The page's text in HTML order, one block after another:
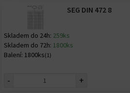
SEG DIN 472 8
Skladem do 24h: 259ks
Skladem do 72h: 1800ks
Balení: 1800ks(1)
- +